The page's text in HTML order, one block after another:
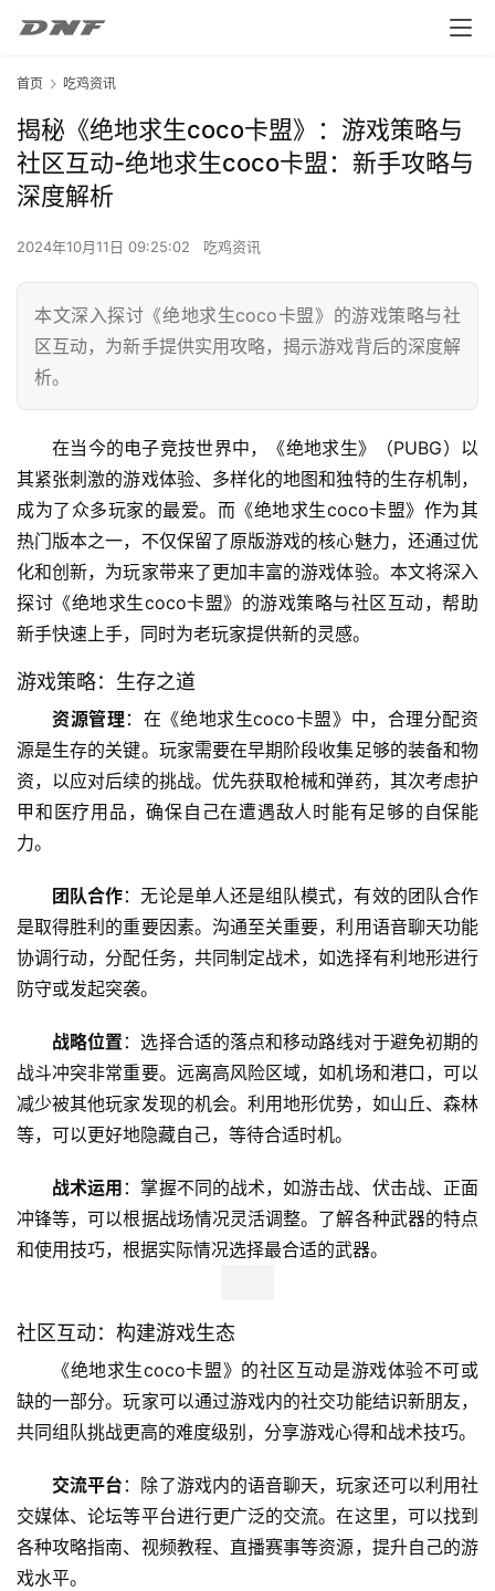
首页 吃鸡资讯
揭秘《绝地求生coco卡盟》：游戏策略与
社区互动-绝地求生coco卡盟：新手攻略与
深度解析
2024年10月11日 09:25:02 吃鸡资讯
本文深入探讨《绝地求生coco卡盟》的游戏策略与社
区互动，为新手提供实用攻略，揭示游戏背后的深度解
析。
在当今的电子竞技世界中，《绝地求生》（PUBG）以
其紧张刺激的游戏体验、多样化的地图和独特的生存机制，
成为了众多玩家的最爱。而《绝地求生coco卡盟》作为其
热门版本之一，不仅保留了原版游戏的核心魅力，还通过优
化和创新，为玩家带来了更加丰富的游戏体验。本文将深入
探讨《绝地求生coco卡盟》的游戏策略与社区互动，帮助
新手快速上手，同时为老玩家提供新的灵感。
游戏策略：生存之道
资源管理 ：在《绝地求生coco卡盟》中，合理分配资
源是生存的关键。玩家需要在早期阶段收集足够的装备和物
资，以应对后续的挑战。优先获取枪械和弹药，其次考虑护
甲和医疗用品，确保自己在遭遇敌人时能有足够的自保能
力。
团队合作：无论是单人还是组队模式，有效的团队合作
是取得胜利的重要因素。沟通至关重要，利用语音聊天功能
协调行动，分配任务，共同制定战术，如选择有利地形进行
防守或发起突袭。
战略位置 ：选择合适的落点和移动路线对于避免初期的
战斗冲突非常重要。远离高风险区域，如机场和港口，可以
减少被其他玩家发现的机会。利用地形优势，如山丘、森林
等，可以更好地隐藏自己，等待合适时机。
战术运用 ：掌握不同的战术，如游击战、伏击战、正面
冲锋等，可以根据战场情况灵活调整。了解各种武器的特点
和使用技巧，根据实际情况选择最合适的武器。
社区互动：构建游戏生态
《绝地求生coco卡盟》的社区互动是游戏体验不可或
缺的一部分。玩家可以通过游戏内的社交功能结识新朋友，
共同组队挑战更高的难度级别，分享游戏心得和战术技巧。
交流平台 ：除了游戏内的语音聊天，玩家还可以利用社
交媒体、论坛等平台进行更广泛的交流。在这里，可以找到
各种攻略指南、视频教程、直播赛事等资源，提升自己的游
戏水平。